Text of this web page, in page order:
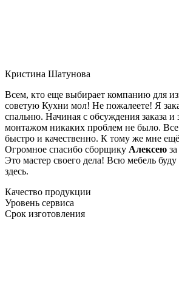
Кристина Шатунова
Всем, кто еще выбирает компанию для
советую Кухни мол! Не пожалеете! Я
спальню. Начиная с обсуждения заказа и
монтажом никаких проблем не было.
быстро и качественно. К тому же мне
Огромное спасибо сборщику Алексею
Это мастер своего дела! Всю мебель буду
здесь.
Качество продукции
Уровень сервиса
Срок изготовления